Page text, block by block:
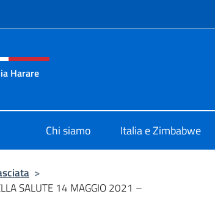
e menù
Harare
Chi siamo Italia e Zimbabwe
>
SALUTE 14 MAGGIO 2021 –